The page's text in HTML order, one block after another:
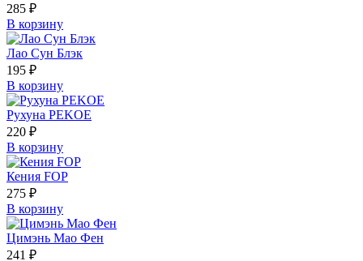
285 ₽
В корзину
Лао Сун Блэк
195 ₽
В корзину
Рухуна PEKOE
220 ₽
В корзину
Кения FOP
275 ₽
В корзину
Цимэнь Мао Фен
241 ₽